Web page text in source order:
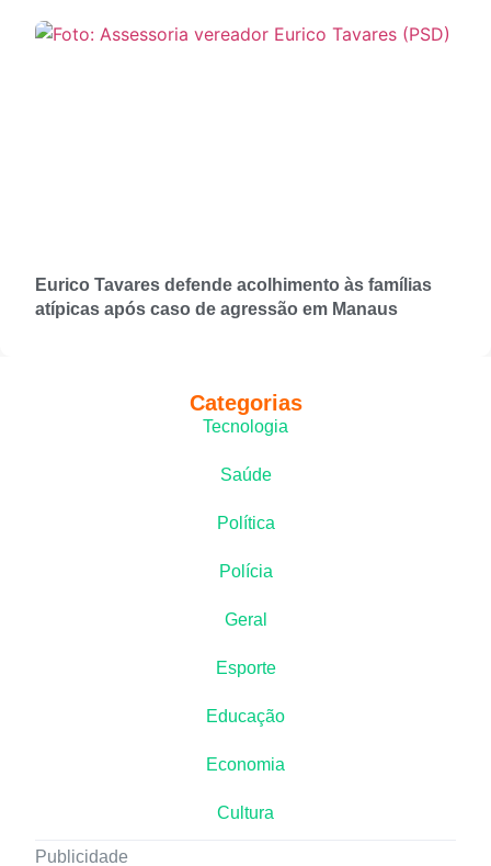
Eurico Tavares defende acolhimento às famílias
atípicas após caso de agressão em Manaus
Categorias
Tecnologia
Saúde
Política
Polícia
Geral
Esporte
Educação
Economia
Cultura
Publicidade